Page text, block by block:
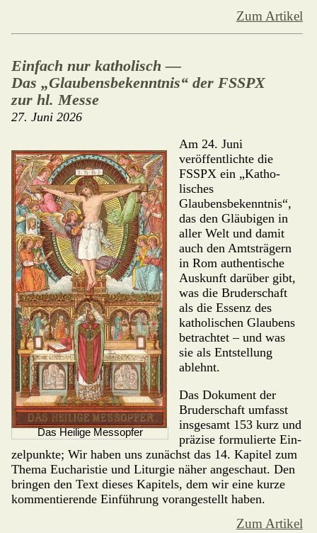
Zum Artikel
Einfach nur katholisch —
Das „Glaubensbekenntnis“ der FSSPX
zur hl. Messe
27. Juni 2026
Das Heilige Messopfer
Am 24. Juni
veröffentlichte die
FSSPX ein „Katho­
lisches
Glaubensbekenntnis“,
das den Gläubigen in
aller Welt und damit
auch den Amtsträgern
in Rom authen­ti­sche
Auskunft darüber gibt,
was die Bruderschaft
als die Essenz des
katholi­schen Glaubens
be­trachtet – und was
sie als Entstellung
ablehnt.
Das Dokument der
Bruderschaft umfasst
ins­gesamt 153 kurz und
präzise formulierte Ein­
zelpunkte; Wir haben uns zunächst das 14. Kapitel zum
Thema Eu­charistie und Liturgie näher angeschaut. Den
bringen den Text dieses Kapi­­tels, dem wir eine kurze
kommen­tierende Einführung vorangestellt haben.
Zum Artikel